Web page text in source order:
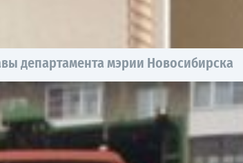
департамента мэрии Новосибирска